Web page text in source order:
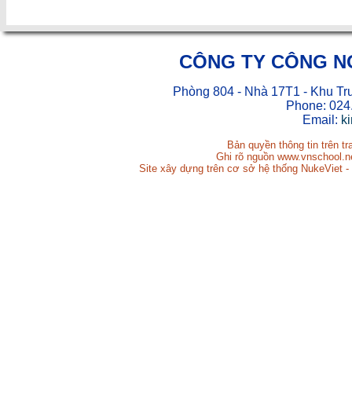
CÔNG TY CÔNG
Phòng 804 - Nhà 17T1 - Khu
Phone:
Email:
Bản quyền thông tin trên
Ghi rõ nguồn
Site xây dựng trên cơ sở hệ thống NukeViet